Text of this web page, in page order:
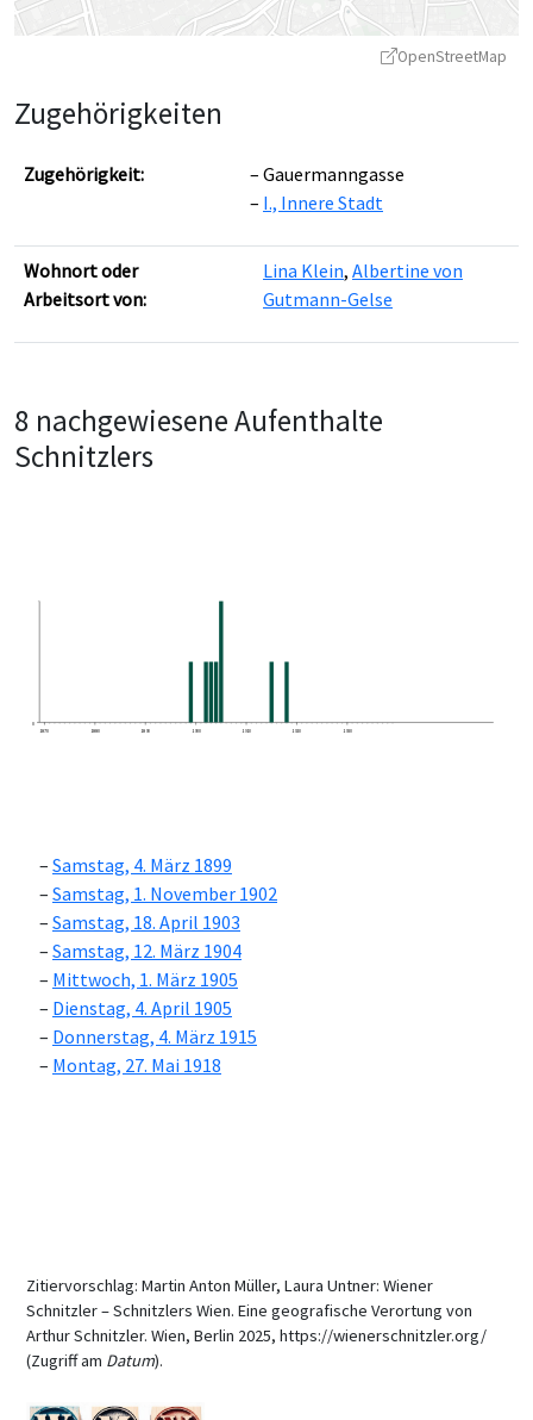
OpenStreetMapcontributors ©
OpenStreetMap
Zugehörigkeiten
Zugehörigkeit:
Gauermanngasse
I., Innere Stadt
Wohnort oder
Arbeitsort von:
Lina Klein, Albertine von
Gutmann-Gelse
8 nachgewiesene Aufenthalte
Schnitzlers
0
1870
1880 1890 1900 1910 1920 1930
Samstag, 4. März 1899
Samstag, 1. November 1902
Samstag, 18. April 1903
Samstag, 12. März 1904
Mittwoch, 1. März 1905
Dienstag, 4. April 1905
Donnerstag, 4. März 1915
Montag, 27. Mai 1918
Zitiervorschlag: Martin Anton Müller, Laura Untner: Wiener
Schnitzler – Schnitzlers Wien. Eine geografische Verortung von
Arthur Schnitzler. Wien, Berlin 2025, https://wienerschnitzler.org/
(Zugriff am Datum).